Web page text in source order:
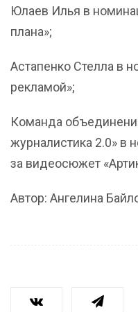
Юлаев Илья в
плана»;
Астапенко Стелла в
рекламой»;
Команда
журналистика 2.0» в
за видеосюжет
Автор: Ангелина